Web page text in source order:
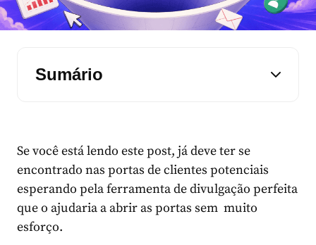
Sumário
Se você está lendo este post, já deve ter se
encontrado nas portas de clientes potenciais
esperando pela ferramenta de divulgação perfeita
que o ajudaria a abrir as portas sem muito
esforço.